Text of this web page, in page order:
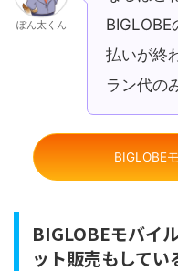
ぽん太くん
払いが終
ラン代の
BIGLOBE
BIGLOBEモバイ
ット販売もしてい